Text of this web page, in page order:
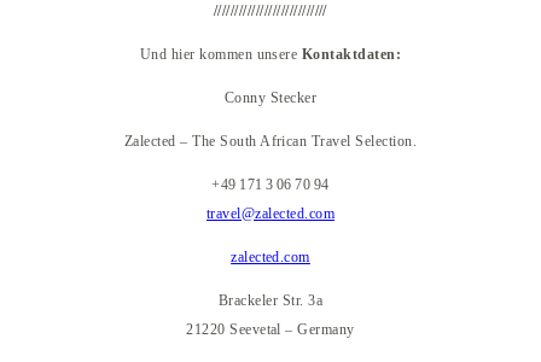
///////////////////////////
Und hier kommen unsere Kontaktdaten:
Conny Stecker
Zalected – The South African Travel Selection.
+49 171 3 06 70 94
travel@zalected.com
zalected.com
Brackeler Str. 3a
21220 Seevetal – Germany